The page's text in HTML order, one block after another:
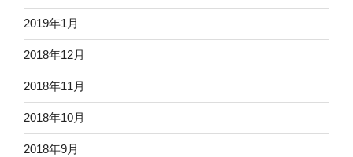
2019年1月
2018年12月
2018年11月
2018年10月
2018年9月